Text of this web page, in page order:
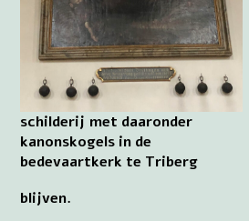
schilderij met daaronder
kanonskogels in de
bedevaartkerk te Triberg
blijven.